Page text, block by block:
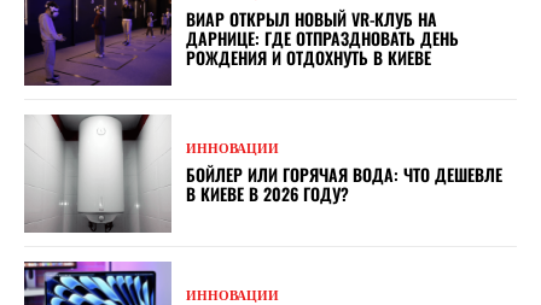
ВИАР ОТКРЫЛ НОВЫЙ VR-КЛУБ НА
ДАРНИЦЕ: ГДЕ ОТПРАЗДНОВАТЬ ДЕНЬ
РОЖДЕНИЯ И ОТДОХНУТЬ В КИЕВЕ
ИННОВАЦИИ
БОЙЛЕР ИЛИ ГОРЯЧАЯ ВОДА: ЧТО ДЕШЕВЛЕ
В КИЕВЕ В 2026 ГОДУ?
ИННОВАЦИИ